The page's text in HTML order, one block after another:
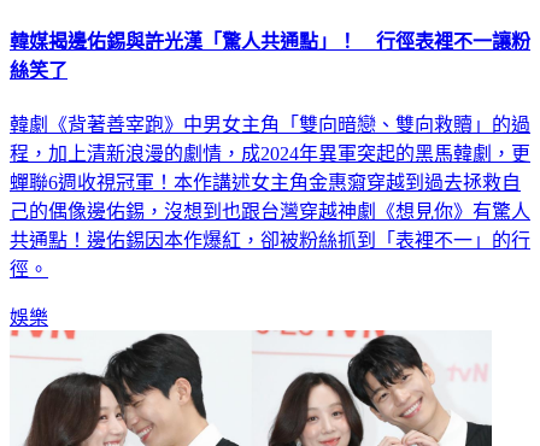
韓媒揭邊佑錫與許光漢「驚人共通點」！ 行徑表裡不一讓粉
絲笑了
韓劇《背著善宰跑》中男女主角「雙向暗戀、雙向救贖」的過
程，加上清新浪漫的劇情，成2024年異軍突起的黑馬韓劇，更
蟬聯6週收視冠軍！本作講述女主角金惠奫穿越到過去拯救自
己的偶像邊佑錫，沒想到也跟台灣穿越神劇《想見你》有驚人
共通點！邊佑錫因本作爆紅，卻被粉絲抓到「表裡不一」的行
徑。
娛樂